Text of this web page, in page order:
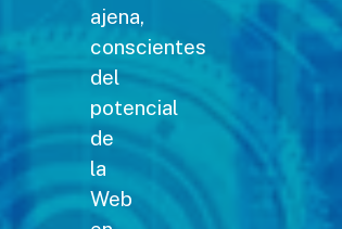
ajena,
conscientes
del
potencial
de
la
Web